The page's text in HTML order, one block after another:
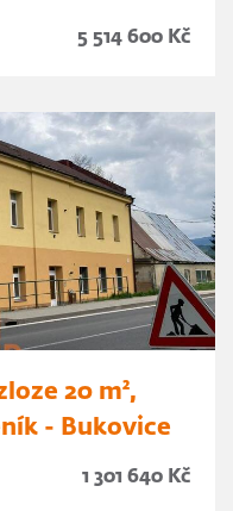
5 514 600 Kč
20 m²,
- Bukovice
1 301 640 Kč